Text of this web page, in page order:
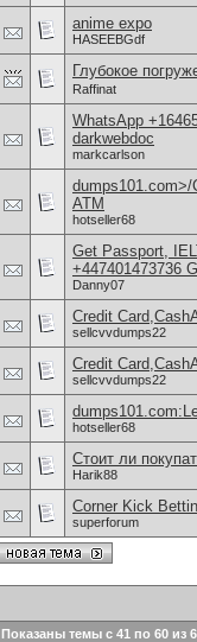
anime expo
HASEEBGdf
Глубокое
Raffinat
WhatsApp
darkwebdoc
markcarlson
ATM
hotseller68
Get Passport,
+447401473736
Danny07
Credit
sellcvvdumps22
Credit
sellcvvdumps22
hotseller68
Стоит ли
Harik88
Corner Kick
superforum
Показаны темы с 41 по 60 из